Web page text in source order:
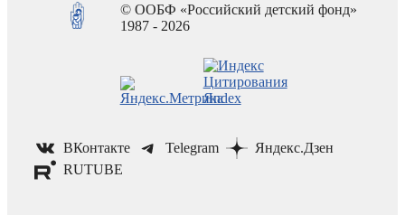
© ООБФ «Российский детский фонд»
1987 - 2026
ВКонтакте Telegram
Яндекс.Дзен
RUTUBE